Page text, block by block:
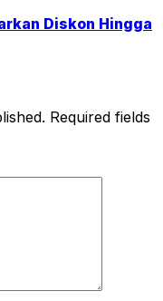
Diskon Hingga
Required fields